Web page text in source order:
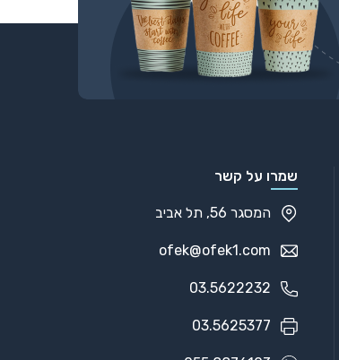
שמרו על קשר
המסגר 56, תל אביב
ofek@ofek1.com
03.5622232
03.5625377